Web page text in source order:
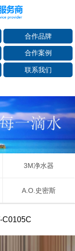
合作品牌
合作案例
联系我们
3M净水器
A.O.史密斯
C0105C